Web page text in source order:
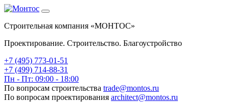
Строительная компания «МОНТОС»
Проектирование. Строительство. Благоустройство
+7 (495) 773-01-51
+7 (499) 714-88-31
Пн - Пт: 09:00 - 18:00
По вопросам строительства trade@montos.ru
По вопросам проектирования architect@montos.ru